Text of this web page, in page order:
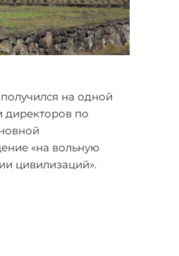
на одной
директоров по
«на вольную
цивилизаций».